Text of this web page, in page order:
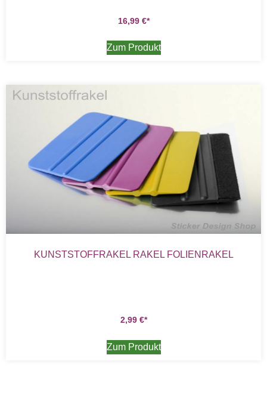
16,99 €
Zum Produkt
KUNSTSTOFFRAKEL RAKEL FOLIENRAKEL
2,99 €
Zum Produkt